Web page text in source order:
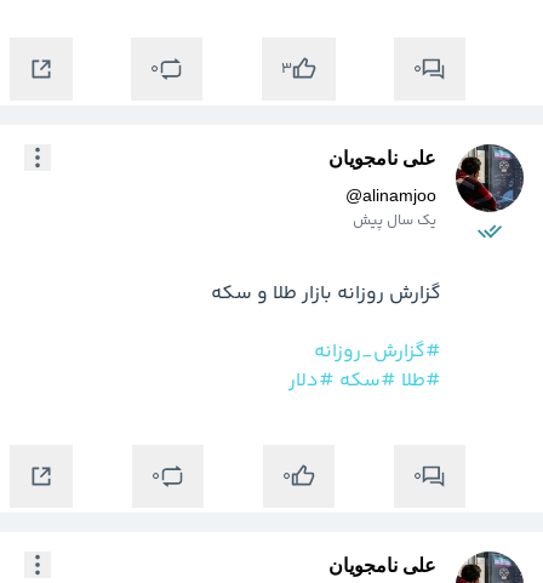
0
3
0
علی نامجویان
@alinamjoo
یک سال پیش
#گزارش_روزانه
#طلا #سکه #دلار
0
0
0
علی نامجویان